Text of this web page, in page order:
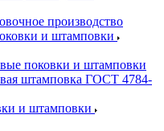
производство
и штамповки
поковки и штамповки
штамповка ГОСТ 4784-
и штамповки